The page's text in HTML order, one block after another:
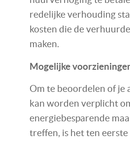
redelijke verhouding
kosten die de
maken.
Mogelijke
Om te beoordelen of je
kan worden verplicht
energiebesparende
treffen, is het ten